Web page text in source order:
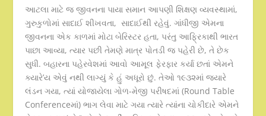
આટલા માટે જ જીવનના પાયા સમાન આપણી શિક્ષણ વ્યવસ્થામાં,
ગુરુકુળોમાં સાદાઈ શીખવતા, સાદાઈથી રહેવું. ગાંધીજી એમના
જીવનના એક કાળમાં મોટા બેરિસ્ટર હતા, પરંતુ આફ્રિકાથી ભારત
પાછા આવ્યા, ત્યાર પછી તેમણે માત્ર પોતડી જ પહેરી છે, તે છેક
સુધી. બહારના પહેરવેશમાં આવો આમૂલ ફેરફાર કર્યા છતાં એમને
ક્યારે’ય એવું નથી લાગ્યું કે હું અધૂરો છું. તેઓ ૧૯૩૨માં જયારે
લંડન ગયા, ત્યાં યોજાયેલા ગોળ-મેજી પરીષદમાં (Round Table
Conferenceમાં) ભાગ લેવા માટે ગયા ત્યારે ત્યાંના ચોકીદારે એમને